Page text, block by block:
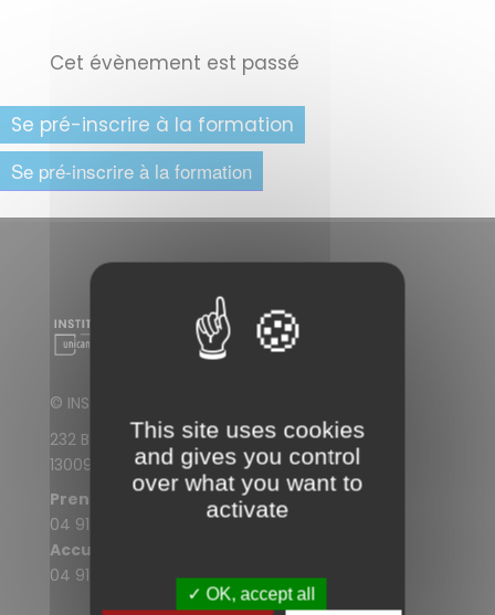
Cet évènement est passé
Se pré-inscrire à la formation
Se pré-inscrire à la formation
© INSTITUT PAOLI-CALMETTES
232 Boulevard de Sainte-Marguerite
13009 Marseille
Prendre rendez-vous
04 91 22 30 30
Accueil de l'IPC
04 91 22 33 33
This site uses cookies
and gives you control
over what you want to
activate
✓ OK, accept all